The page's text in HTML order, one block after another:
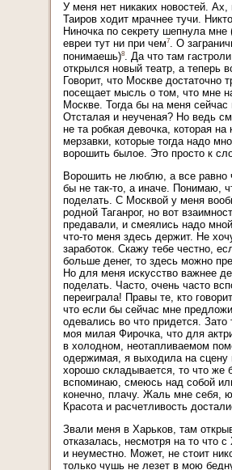
У меня нет никаких новостей.
Таиров ходит мрачнее тучи.
Ниночка по секрету шепнула
евреи тут ни при чем7. О
понимаешь)8
. Да что там
открылся новый театр, а теперь
Говорит, что Москве
посещает мысль о том, что мне
Москве. Тогда бы на меня
Отсталая и неученая? Но ведь
не та робкая девочка, которая
мерзавки, которые тогда надо
ворошить былое. Это просто к
Ворошить не люблю, а все равно
бы не так-то, а иначе. Понимаю,
поделать. С Москвой у меня
родной Таганрог, но вот
предавали, и смеялись надо
что-то меня здесь держит. Не
заработок. Скажу тебе честно,
больше денег, то здесь можно
Но для меня искусство важнее
поделать. Часто, очень часто
переиграла! Правы те, кто
что если бы сейчас мне
одевались во что придется.
моя милая Фирочка, что для
в холодном, неотапливаемом
одержимая, я выходила на сцену
хорошо складывается, то что же
вспоминаю, смеюсь над собой
конечно, плачу. Жаль мне себя,
Красота и расчетливость
Звали меня в Харьков, там
отказалась, несмотря на то что
и неуместно. Может, не стоит
только чушь не лезет в мою